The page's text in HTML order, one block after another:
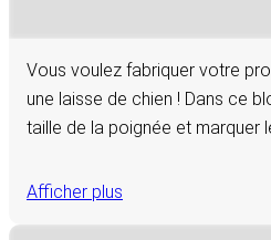
Vous voulez fabriquer votre
une laisse de chien ! Dans ce
taille de la poignée et marquer
Afficher plus